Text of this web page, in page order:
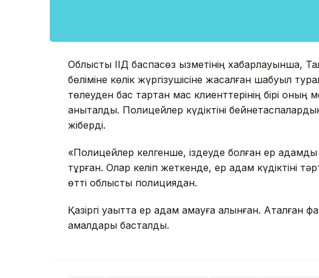
Облыстық ІІД баспасөз қызметінің хабарлауынша,
бөліміне көлік жүргізушісіне жасалған шабуыл
төлеуден бас тартқан мас клиенттерінің бірі
анықталды. Полицейлер күдіктіні
жіберді.
«Полицейлер келгенше, іздеуде болған ер адамды
тұрған. Олар келіп жеткенде, ер адам күдіктіні
өтті облыстық полициядан.
Қазіргі уақытта ер адам қамауға алынған. Аталған
амалдары басталды.